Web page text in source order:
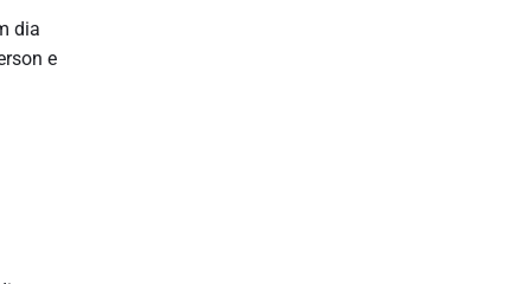
dia
e